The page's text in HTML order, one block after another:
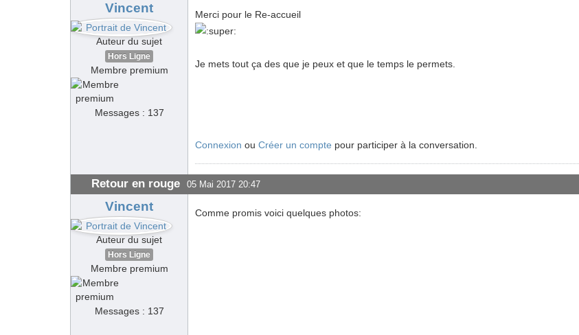
Vincent
Auteur du sujet
Hors Ligne
Membre premium
Messages : 137
Merci pour le Re-accueil
Je mets tout ça des que je peux et que le temps le permets.
Connexion ou Créer un compte pour participer à la conversation.
Retour en rouge 05 Mai 2017 20:47
Vincent
Auteur du sujet
Hors Ligne
Membre premium
Messages : 137
Comme promis voici quelques photos: